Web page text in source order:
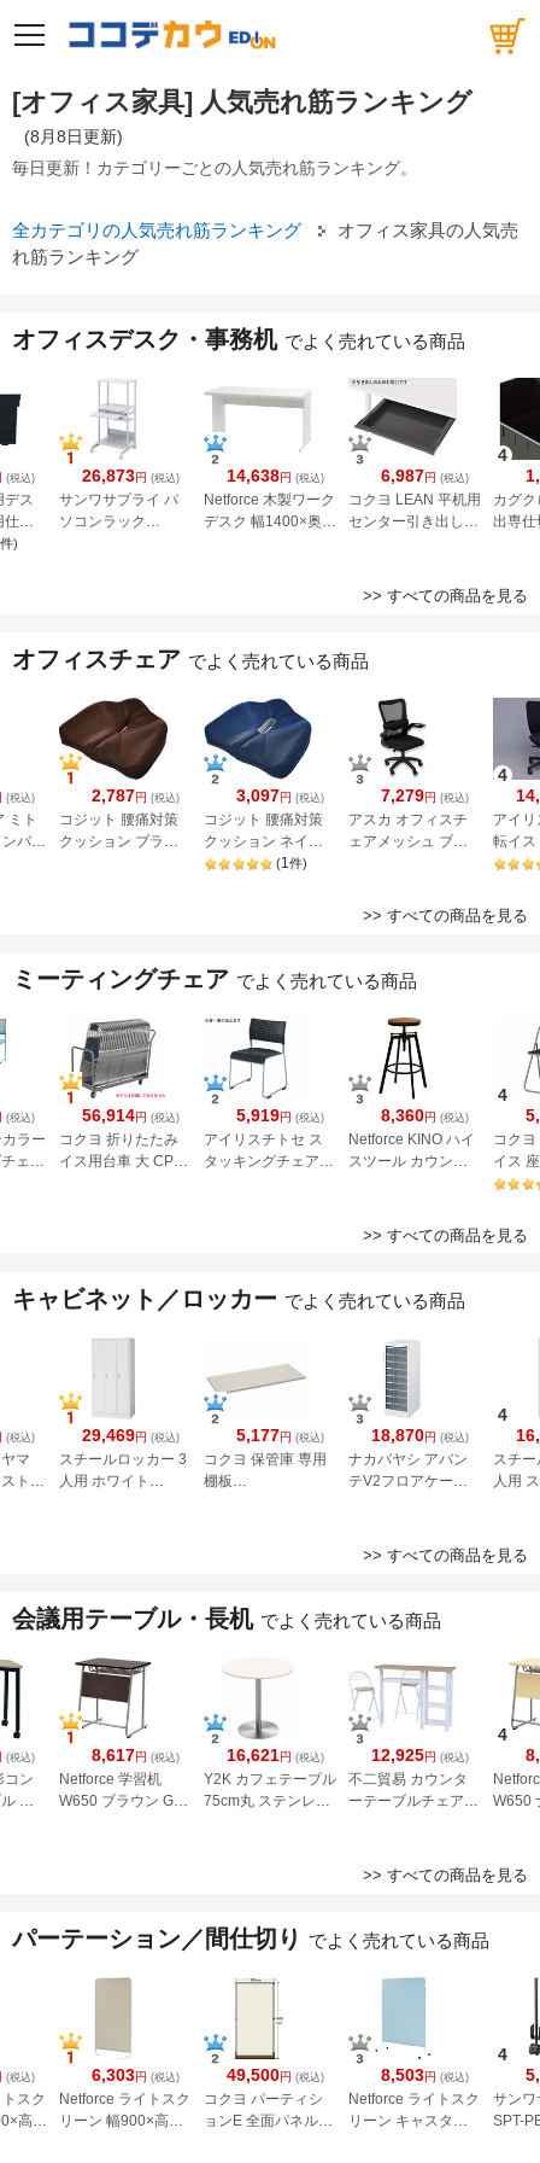
メニュー
[オフィス家具] 人気売れ筋ランキング
(8月8日更新)
毎日更新！カテゴリーごとの人気売れ筋ランキング。
全カテゴリの人気売れ筋ランキング
オフィス家具の人気売
れ筋ランキング
オフィスデスク・事務机 でよく売れている商品
26,873円 (税込)
サンワサプライ パ
ソコンラック
14,638円 (税込)
Netforce 木製ワーク
デスク 幅1400×奥行
6,987円 (税込)
コクヨ LEAN 平机用
センター引き出しの
4
カグ
出専
(税込)
デス
切
件)
>> すべての商品を見る
オフィスチェア でよく売れている商品
2,787円 (税込)
コジット 腰痛対策
クッション ブラウ
3,097円 (税込)
コジット 腰痛対策
クッション ネイビ
ー 93450
(1 件)
7,279円 (税込)
アスカ オフィスチ
ェアメッシュ ブラ
4
アイ
転イス
ック
(税込)
ミト
バー
>> すべての商品を見る
ミーティングチェア でよく売れている商品
56,914円 (税込)
コクヨ 折りたたみ
イス用台車 大 CP-
5,919円 (税込)
アイリスチトセ ス
タッキングチェア
8,360円 (税込)
Netforce KINO ハイ
スツール カウンタ
4
コク
イス
ビニ
(税込)
ラー
ェア
>> すべての商品を見る
キャビネット／ロッカー でよく売れている商品
29,469円 (税込)
スチールロッカー 3
人用 ホワイト
5,177円 (税込)
コクヨ 保管庫 専用
棚板
18,870円 (税込)
ナカバヤシ アバン
テV2フロアケース
4
スチ
人用
(税込)
マ
ト
>> すべての商品を見る
会議用テーブル・長机 でよく売れている商品
8,617円 (税込)
Netforce 学習机
W650 ブラウン GD-
16,621円 (税込)
Y2K カフェテーブル
75cm丸 ステンレス
12,925円 (税込)
不二貿易 カウンタ
ーテーブルチェアセ
4
W650
(税込)
コン
ブ
>> すべての商品を見る
パーテーション／間仕切り でよく売れている商品
6,303円 (税込)
Netforce ライトスク
リーン 幅900×高さ
49,500円 (税込)
コクヨ パーティシ
ョンE 全面パネル基
8,503円 (税込)
Netforce ライトスク
リーン キャスター
4
サンワ
SPT-
(税込)
スク
高さ